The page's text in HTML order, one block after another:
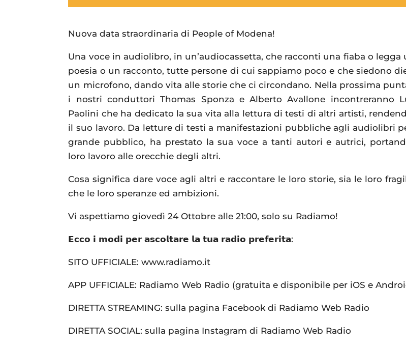
Nuova data straordinaria di People of Modena!
Una voce in audiolibro, in un’audiocassetta, che racconti una fiaba o legga
poesia o un racconto, tutte persone di cui sappiamo poco e che siedono
un microfono, dando vita alle storie che ci circondano. Nella prossima
i nostri conduttori Thomas Sponza e Alberto Avallone incontreranno
Paolini che ha dedicato la sua vita alla lettura di testi di altri artisti,
il suo lavoro. Da letture di testi a manifestazioni pubbliche agli audiolibri
grande pubblico, ha prestato la sua voce a tanti autori e autrici,
loro lavoro alle orecchie degli altri.
Cosa significa dare voce agli altri e raccontare le loro storie, sia le loro
che le loro speranze ed ambizioni.
Vi aspettiamo giovedì 24 Ottobre alle 21:00, solo su Radiamo!
𝗘𝗰𝗰𝗼 𝗶 𝗺𝗼𝗱𝗶 𝗽𝗲𝗿 𝗮𝘀𝗰𝗼𝗹𝘁𝗮𝗿𝗲 𝗹𝗮 𝘁𝘂𝗮 𝗿𝗮𝗱𝗶𝗼 𝗽𝗿𝗲𝗳𝗲𝗿𝗶𝘁𝗮:
SITO UFFICIALE: www.radiamo.it
APP UFFICIALE: Radiamo Web Radio (gratuita e disponibile per iOS e
DIRETTA STREAMING: sulla pagina Facebook di Radiamo Web Radio
DIRETTA SOCIAL: sulla pagina Instagram di Radiamo Web Radio